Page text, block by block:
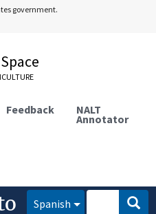
government.
Feedback NALT
Annotator
Spanish